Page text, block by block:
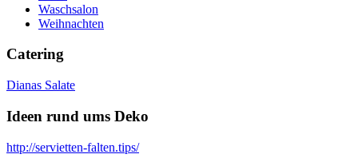
Waschsalon
Weihnachten
Catering
Dianas Salate
Ideen rund ums Deko
http://servietten-falten.tips/